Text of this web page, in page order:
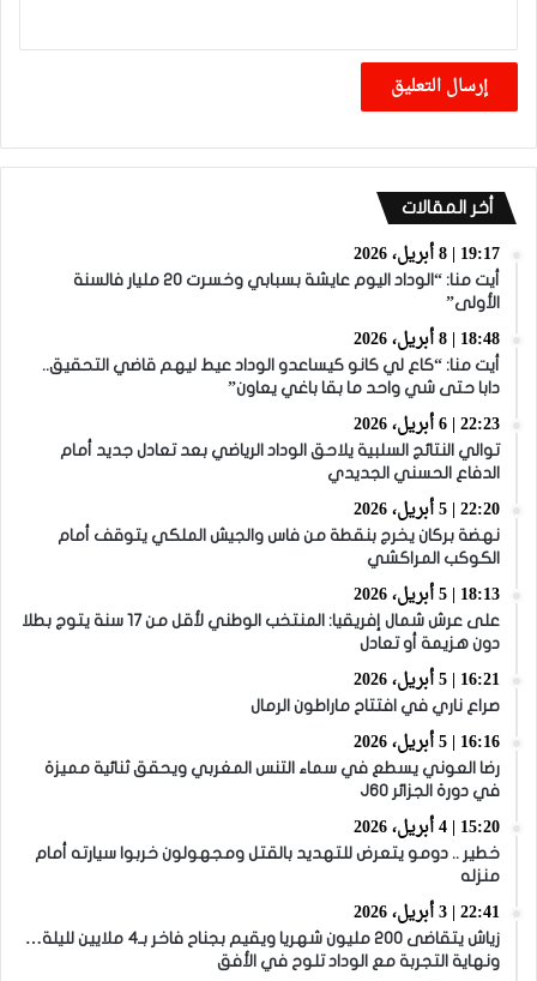
أخر المقالات
19:17 | 8 أبريل، 2026
أيت منا: “الوداد اليوم عايشة بسبابي وخسرت 20 مليار فالسنة
الأولى”
18:48 | 8 أبريل، 2026
أيت منا: “كاع لي كانو كيساعدو الوداد عيط ليهم قاضي التحقيق..
دابا حتى شي واحد ما بقا باغي يعاون”
22:23 | 6 أبريل، 2026
توالي النتائج السلبية يلاحق الوداد الرياضي بعد تعادل جديد أمام
الدفاع الحسني الجديدي
22:20 | 5 أبريل، 2026
نهضة بركان يخرج بنقطة من فاس والجيش الملكي يتوقف أمام
الكوكب المراكشي
18:13 | 5 أبريل، 2026
على عرش شمال إفريقيا: المنتخب الوطني لأقل من 17 سنة يتوج بطلا
دون هزيمة أو تعادل
16:21 | 5 أبريل، 2026
صراع ناري في افتتاح ماراطون الرمال
16:16 | 5 أبريل، 2026
رضا العوني يسطع في سماء التنس المغربي ويحقق ثنائية مميزة
في دورة الجزائر J60
15:20 | 4 أبريل، 2026
خطير .. دومو يتعرض للتهديد بالقتل ومجهولون خربوا سيارته أمام
منزله
22:41 | 3 أبريل، 2026
زياش يتقاضى 200 مليون شهريا ويقيم بجناح فاخر بـ4 ملايين لليلة…
ونهاية التجربة مع الوداد تلوح في الأفق